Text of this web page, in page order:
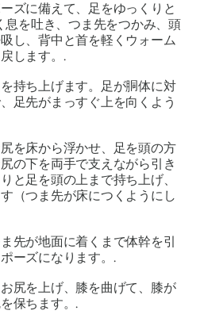
ズに備えて、足をゆっくりと
息を吐き、つま先をつかみ、頭
し、背中と首を軽くウォーム
します。.
持ち上げます。足が胴体に対
足先がまっすぐ上を向くよう
を床から浮かせ、足を頭の方
の下を両手で支えながら引き
と足を頭の上まで持ち上げ、
（つま先が床につくようにし
先が地面に着くまで体幹を引
ーズになります。.
尻を上げ、膝を曲げて、膝が
保ちます。.